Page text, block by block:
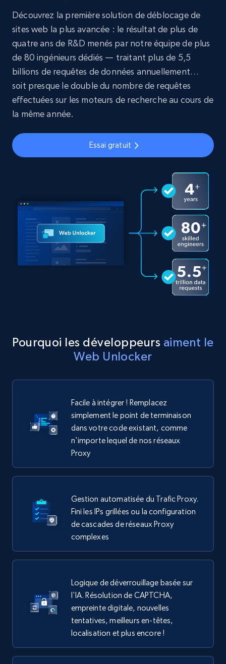
Découvrez la première solution de déblocage de
sites web la plus avancée : le résultat de plus de
quatre ans de R&D menés par notre équipe de plus
de 80 ingénieurs dédiés — traitant plus de 5,5
billions de requêtes de données annuellement…
soit presque le double du nombre de requêtes
effectuées sur les moteurs de recherche au cours de
la même année.
Essai gratuit
Pourquoi les développeurs aiment le
Web Unlocker
Facile à intégrer ! Remplacez
simplement le point de terminaison
dans votre code existant, comme
n'importe lequel de nos réseaux
Proxy
Gestion automatisée du Trafic Proxy.
Fini les IPs grillées ou la configuration
de cascades de réseaux Proxy
complexes
Logique de déverrouillage basée sur
l'IA. Résolution de CAPTCHA,
empreinte digitale, nouvelles
tentatives, meilleurs en-têtes,
localisation et plus encore !